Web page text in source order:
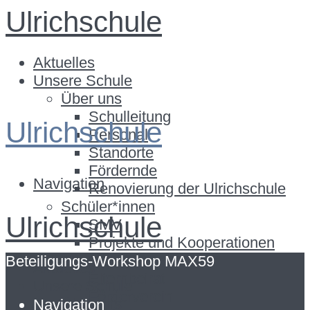
Ulrichschule
Aktuelles
Unsere Schule
Über uns
Schulleitung
Personal
Standorte
Fördernde
Renovierung der Ulrichschule
Schüler*innen
SMV
Projekte und Kooperationen
Eltern
Ulrichschule
Navigation
Ulrichschule
Aktuelles
Über uns
Beteiligungs-Workshop MAX59
Navigation